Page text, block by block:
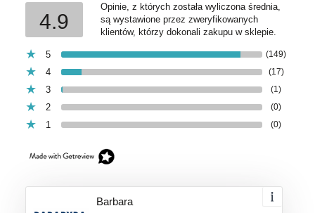
4.9
Opinie, z których została wyliczona średnia,
są wystawione przez zweryfikowanych
klientów, którzy dokonali zakupu w sklepie.
5 (149)
4 (17)
3 (1)
2 (0)
1 (0)
Barbara